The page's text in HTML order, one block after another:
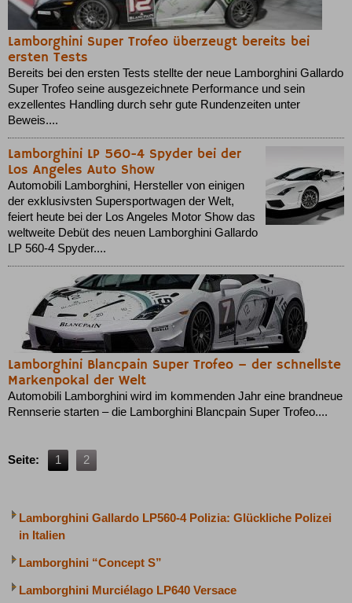
Lamborghini Super Trofeo überzeugt bereits bei
ersten Tests
Bereits bei den ersten Tests stellte der neue Lamborghini Gallardo
Super Trofeo seine ausgezeichnete Performance und sein
exzellentes Handling durch sehr gute Rundenzeiten unter
Beweis....
Lamborghini LP 560-4 Spyder bei der
Los Angeles Auto Show
Automobili Lamborghini, Hersteller von einigen
der exklusivsten Supersportwagen der Welt,
feiert heute bei der Los Angeles Motor Show das
weltweite Debüt des neuen Lamborghini Gallardo
LP 560-4 Spyder....
Lamborghini Blancpain Super Trofeo – der schnellste
Markenpokal der Welt
Automobili Lamborghini wird im kommenden Jahr eine brandneue
Rennserie starten – die Lamborghini Blancpain Super Trofeo....
Seite: 1 2
Lamborghini Gallardo LP560-4 Polizia: Glückliche Polizei
in Italien
Lamborghini “Concept S”
Lamborghini Murciélago LP640 Versace